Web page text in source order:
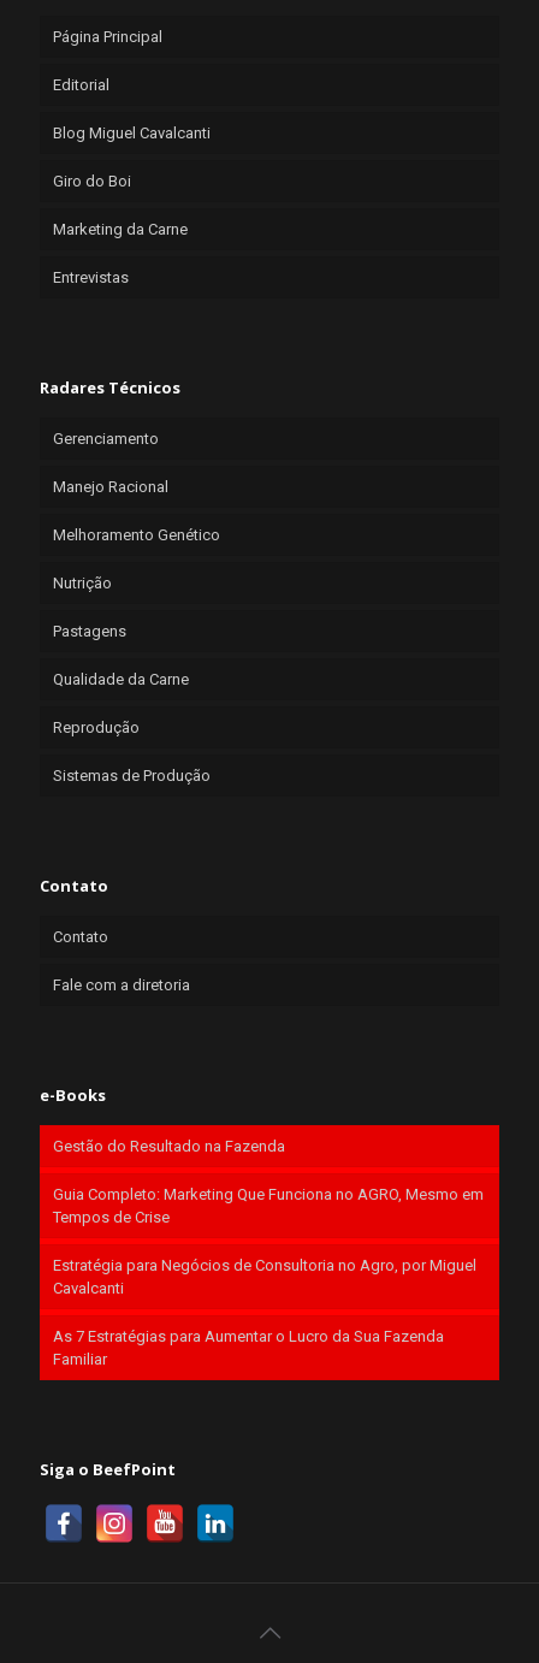
Página Principal
Editorial
Blog Miguel Cavalcanti
Giro do Boi
Marketing da Carne
Entrevistas
Radares Técnicos
Gerenciamento
Manejo Racional
Melhoramento Genético
Nutrição
Pastagens
Qualidade da Carne
Reprodução
Sistemas de Produção
Contato
Contato
Fale com a diretoria
e-Books
Gestão do Resultado na Fazenda
Guia Completo: Marketing Que Funciona no AGRO, Mesmo em
Tempos de Crise
Estratégia para Negócios de Consultoria no Agro, por Miguel
Cavalcanti
As 7 Estratégias para Aumentar o Lucro da Sua Fazenda
Familiar
Siga o BeefPoint